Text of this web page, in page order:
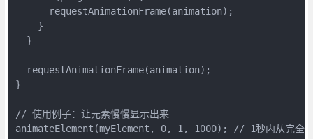
      requestAnimationFrame(animation);
    }
  }
  requestAnimationFrame(animation);
}
// 使用例子：让元素慢慢显示出来
animateElement(myElement, 0, 1, 1000); // 1秒内从完全透